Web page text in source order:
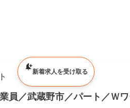
員／武蔵野市／パート／Ｗ
新着求人を受け取る